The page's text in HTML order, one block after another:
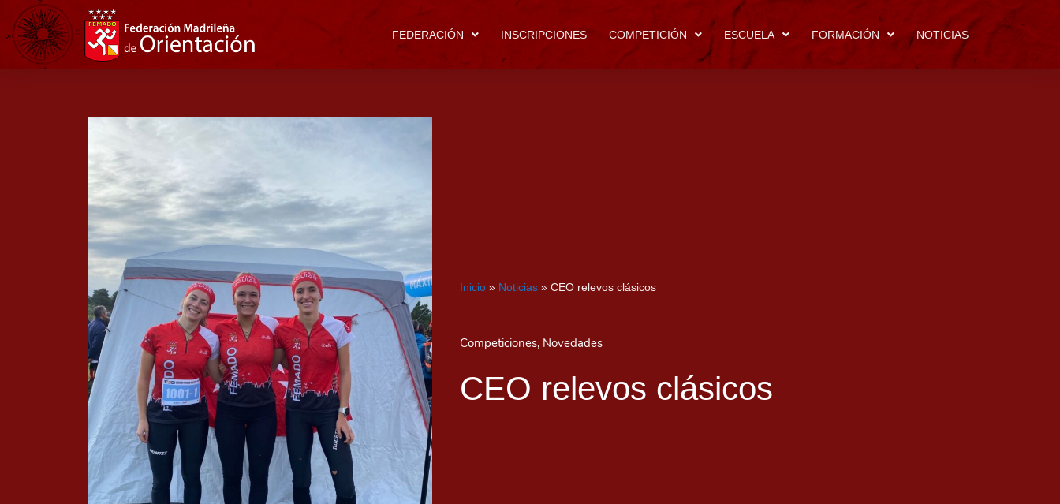
FEDERACIÓN INSCRIPCIONES COMPETICIÓN ESCUELA FORMACIÓN NOTICIAS
Inicio » Noticias » CEO relevos clásicos
Competiciones, Novedades
CEO relevos clásicos